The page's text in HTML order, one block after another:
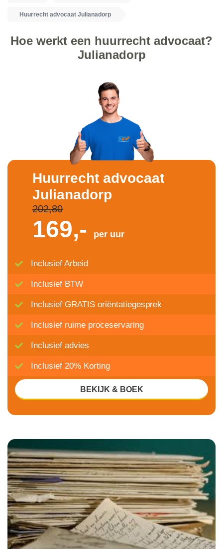
Huurrecht advocaat Julianadorp
Hoe werkt een huurrecht advocaat?
Julianadorp
Huurrecht advocaat
Julianadorp
202,80
169,- per uur
Inclusief Arbeid
Inclusief BTW
Inclusief GRATIS oriëntatiegesprek
Inclusief ruime proceservaring
Inclusief advies
Inclusief 20% Korting
BEKIJK & BOEK